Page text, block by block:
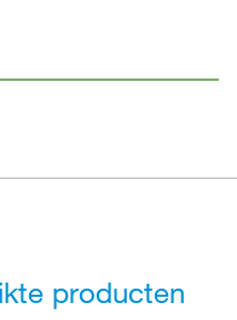
producten